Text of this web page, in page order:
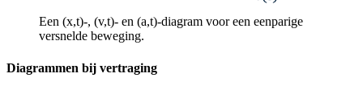
Een (x,t)-, (v,t)- en (a,t)-diagram voor een eenparige
versnelde beweging.
Diagrammen bij vertraging